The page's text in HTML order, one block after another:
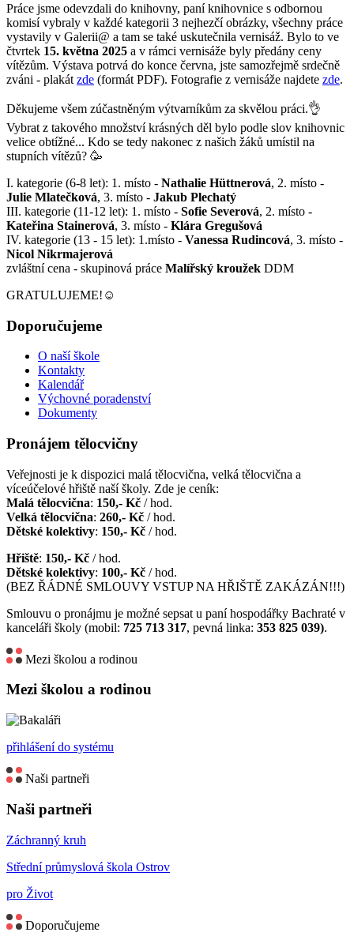
Práce jsme odevzdali do knihovny, paní knihovnice s odbornou
komisí vybraly v každé kategorii 3 nejhezčí obrázky, všechny práce
vystavily v Galerii@ a tam se také uskutečnila vernisáž. Bylo to ve
čtvrtek 15. května 2025 a v rámci vernisáže byly předány ceny
vítězům. Výstava potrvá do konce června, jste samozřejmě srdečně
zváni - plakát zde (formát PDF). Fotografie z vernisáže najdete zde.
Děkujeme všem zúčastněným výtvarníkům za skvělou práci.👌
Vybrat z takového množství krásných děl bylo podle slov knihovnic
velice obtížné... Kdo se tedy nakonec z našich žáků umístil na
stupních vítězů? 🥳
I. kategorie (6-8 let): 1. místo - Nathalie Hüttnerová, 2. místo -
Julie Mlatečková, 3. místo - Jakub Plechatý
III. kategorie (11-12 let): 1. místo - Sofie Severová, 2. místo -
Kateřina Stainerová, 3. místo - Klára Gregušová
IV. kategorie (13 - 15 let): 1.místo - Vanessa Rudincová, 3. místo -
Nicol Nikrmajerová
zvláštní cena - skupinová práce Malířský kroužek DDM
GRATULUJEME!☺️
Doporučujeme
O naší škole
Kontakty
Kalendář
Výchovné poradenství
Dokumenty
Pronájem tělocvičny
Veřejnosti je k dispozici malá tělocvična, velká tělocvična a
víceúčelové hřiště naší školy. Zde je ceník:
Malá tělocvična: 150,- Kč / hod.
Velká tělocvična: 260,- Kč / hod.
Dětské kolektivy: 150,- Kč / hod.
Hřiště: 150,- Kč / hod.
Dětské kolektivy: 100,- Kč / hod.
(BEZ ŘÁDNÉ SMLOUVY VSTUP NA HŘIŠTĚ ZAKÁZÁN!!!)
Smlouvu o pronájmu je možné sepsat u paní hospodářky Bachraté v
kanceláři školy (mobil: 725 713 317, pevná linka: 353 825 039).
Mezi školou a rodinou
Mezi školou a rodinou
přihlášení do systému
Naši partneři
Naši partneři
Záchranný kruh
Střední průmyslová škola Ostrov
pro Život
Doporučujeme